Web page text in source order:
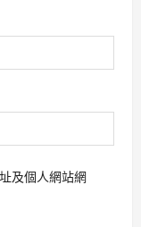
及個人網站網